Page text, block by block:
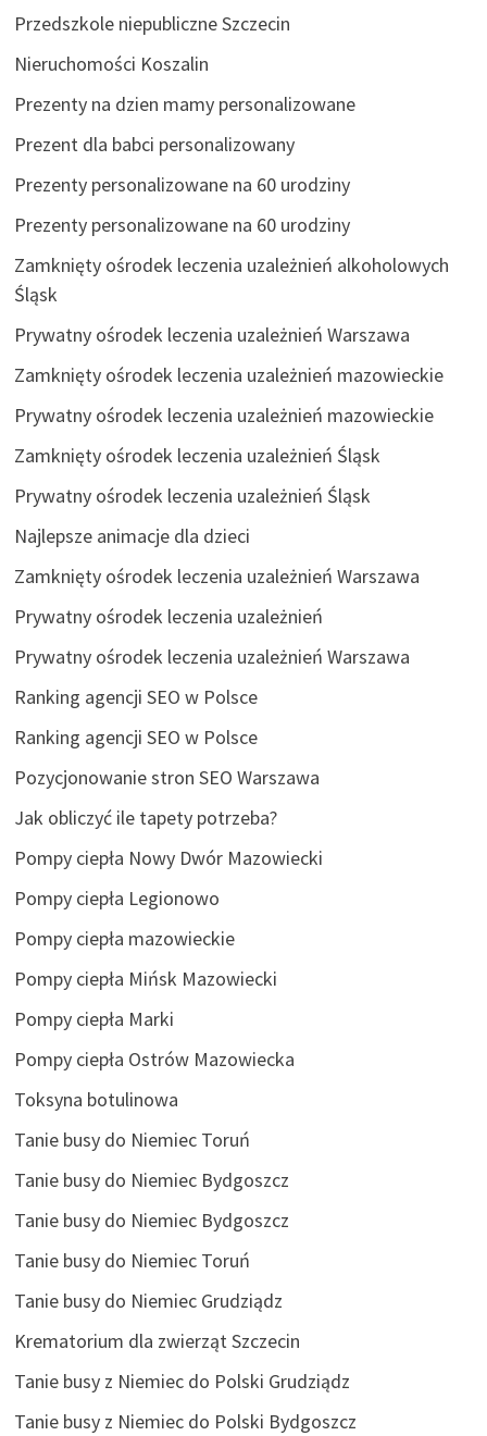
Przedszkole niepubliczne Szczecin
Nieruchomości Koszalin
Prezenty na dzien mamy personalizowane
Prezent dla babci personalizowany
Prezenty personalizowane na 60 urodziny
Prezenty personalizowane na 60 urodziny
Zamknięty ośrodek leczenia uzależnień alkoholowych
Śląsk
Prywatny ośrodek leczenia uzależnień Warszawa
Zamknięty ośrodek leczenia uzależnień mazowieckie
Prywatny ośrodek leczenia uzależnień mazowieckie
Zamknięty ośrodek leczenia uzależnień Śląsk
Prywatny ośrodek leczenia uzależnień Śląsk
Najlepsze animacje dla dzieci
Zamknięty ośrodek leczenia uzależnień Warszawa
Prywatny ośrodek leczenia uzależnień
Prywatny ośrodek leczenia uzależnień Warszawa
Ranking agencji SEO w Polsce
Ranking agencji SEO w Polsce
Pozycjonowanie stron SEO Warszawa
Jak obliczyć ile tapety potrzeba?
Pompy ciepła Nowy Dwór Mazowiecki
Pompy ciepła Legionowo
Pompy ciepła mazowieckie
Pompy ciepła Mińsk Mazowiecki
Pompy ciepła Marki
Pompy ciepła Ostrów Mazowiecka
Toksyna botulinowa
Tanie busy do Niemiec Toruń
Tanie busy do Niemiec Bydgoszcz
Tanie busy do Niemiec Bydgoszcz
Tanie busy do Niemiec Toruń
Tanie busy do Niemiec Grudziądz
Krematorium dla zwierząt Szczecin
Tanie busy z Niemiec do Polski Grudziądz
Tanie busy z Niemiec do Polski Bydgoszcz